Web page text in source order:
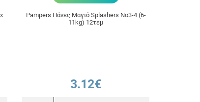
Pampers Πάνες Μαγιό Splashers No3-4 (6-
11kg) 12τεμ
3.12€